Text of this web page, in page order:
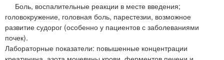
Боль, воспалительные реакции в месте введения;
головокружение, головная боль, парестезии, возможное
развитие судорог (особенно у пациентов с заболеваниями
почек).
Лабораторные показатели: повышенные концентрации